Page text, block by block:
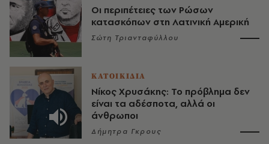
Οι περιπέτειες των Ρώσων
κατασκόπων στη Λατινική Αμερική
Σώτη Τριανταφύλλου
ΚΑΤΟΙΚΙΔΙΑ
Νίκος Χρυσάκης: Το πρόβλημα δεν
είναι τα αδέσποτα, αλλά οι
άνθρωποι
Δήμητρα Γκρους